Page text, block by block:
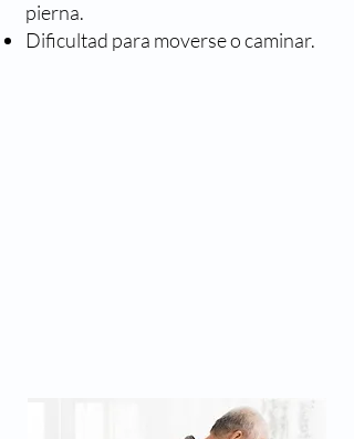
pierna.
Dificultad para moverse o caminar.